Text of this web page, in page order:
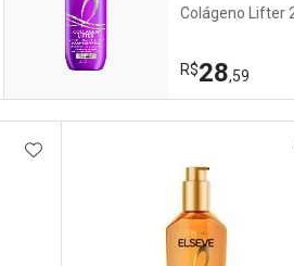
Colágeno Lifter
R$28,59
ADICIONAR AOS FAVORITOS